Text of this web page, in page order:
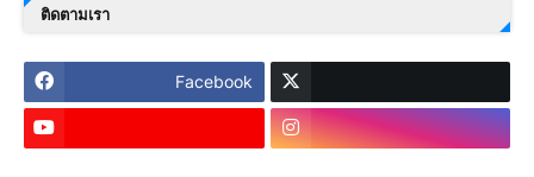
ติดตามเรา
Facebook